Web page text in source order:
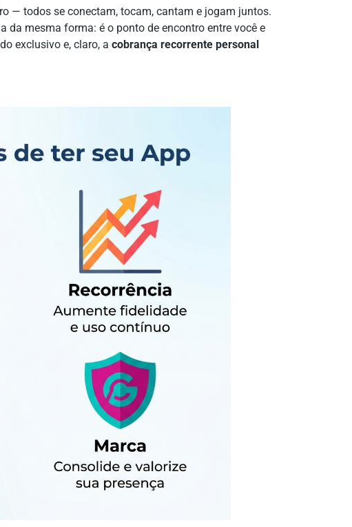
— todos se conectam, tocam, cantam e jogam juntos.
da mesma forma: é o ponto de encontro entre você e
exclusivo e, claro, a cobrança recorrente personal